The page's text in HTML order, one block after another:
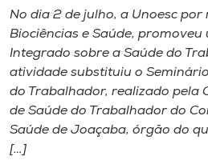
Internacionalização
I.nova
Diplomados
Cultura
No dia 2 de julho, a Unoesc por
Biociências e Saúde,
Integrado sobre a Saúde do
atividade substituiu o
do Trabalhador, realizado pela
de Saúde do Trabalhador do
Saúde de Joaçaba, órgão do
[…]